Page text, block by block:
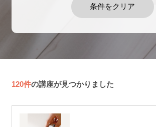
120件の講座が見つかりました